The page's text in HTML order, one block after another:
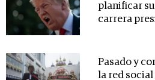
planificar
carrera
Pasado y
la red